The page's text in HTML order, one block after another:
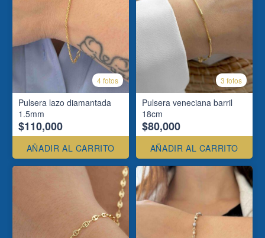
4 fotos
Pulsera lazo diamantada
1.5mm
$110,000
AÑADIR AL CARRITO
3 fotos
Pulsera veneciana barril
18cm
$80,000
AÑADIR AL CARRITO